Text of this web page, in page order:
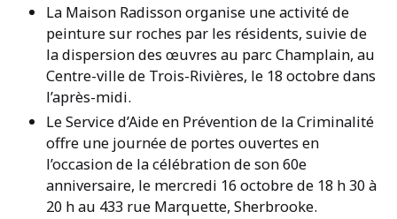
La Maison Radisson organise une activité de
peinture sur roches par les résidents, suivie de
la dispersion des œuvres au parc Champlain, au
Centre-ville de Trois-Rivières, le 18 octobre dans
l’après-midi.
Le Service d’Aide en Prévention de la Criminalité
offre une journée de portes ouvertes en
l’occasion de la célébration de son 60e
anniversaire, le mercredi 16 octobre de 18 h 30 à
20 h au 433 rue Marquette, Sherbrooke.